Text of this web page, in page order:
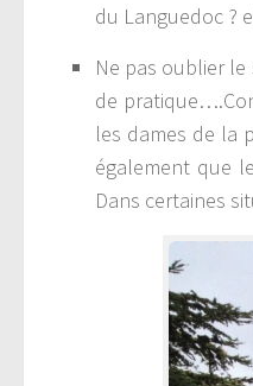
du Languedoc ?
Ne pas oublier
de
les dames de la
également que
Dans certaines